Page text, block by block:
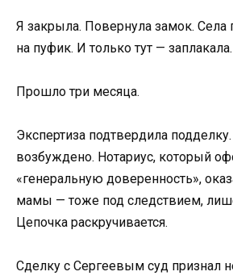
Я закрыла. Повернула замок.
на пуфик. И только тут — заплакала.
Прошло три месяца.
Экспертиза подтвердила
возбуждено. Нотариус, который
«генеральную доверенность»,
мамы — тоже под следствием,
Цепочка раскручивается.
Сделку с Сергеевым суд признал